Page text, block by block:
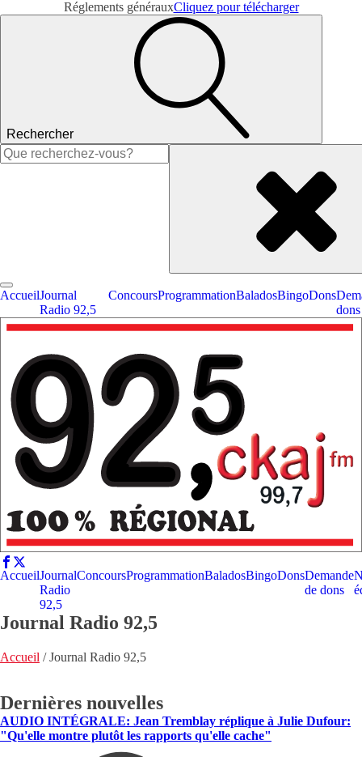
Réglements générauxCliquez pour télécharger
Rechercher
Rechercher :
AccueilJournal
Radio 92,5
ConcoursProgrammationBaladosBingoDons
dons
AccueilJournal
Radio
92,5
ConcoursProgrammationBaladosBingoDonsDemande
de dons
Journal Radio 92,5
Accueil /Journal Radio 92,5
Dernières nouvelles
AUDIO INTÉGRALE: Jean Tremblay réplique à Julie Dufour:
"Qu'elle montre plutôt les rapports qu'elle cache"